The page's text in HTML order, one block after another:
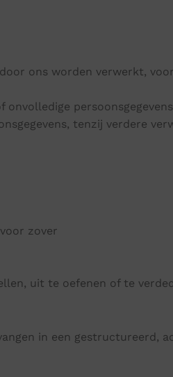
ons worden verwerkt,
tenzij verdere
zover
uit te oefenen of te
in een gestructureerd,